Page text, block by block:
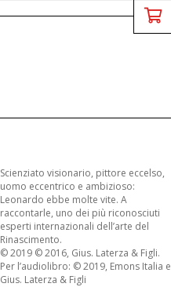
Scienziato visionario, pittore eccelso,
uomo eccentrico e ambizioso:
Leonardo ebbe molte vite. A
raccontarle, uno dei più riconosciuti
esperti internazionali dell’arte del
Rinascimento.
© 2019 © 2016, Gius. Laterza & Figli.
Per l’audiolibro: © 2019, Emons Italia e
Gius. Laterza & Figli